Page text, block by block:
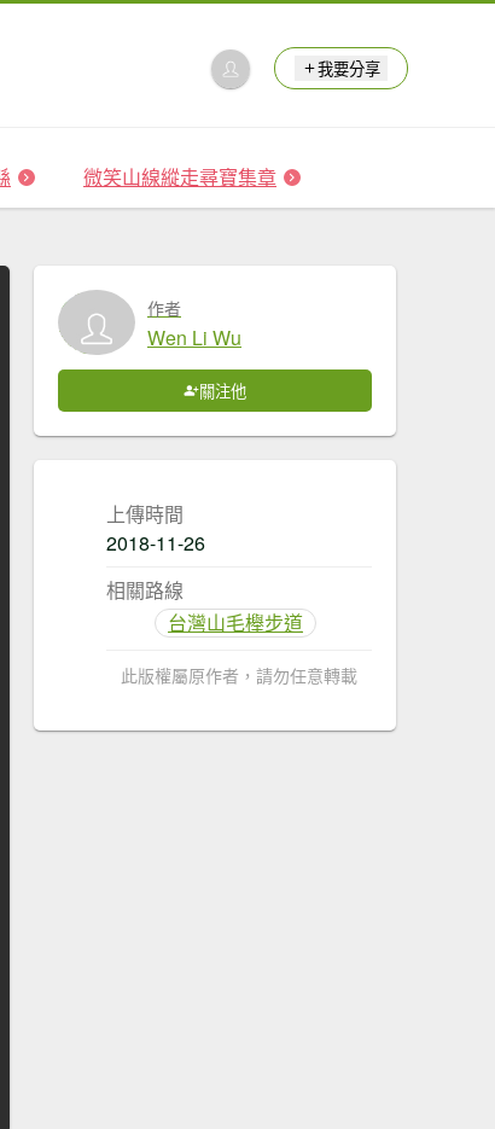
我要分享
微笑山線縱走尋寶集章
作者
Wen Li Wu
關注他
上傳時間
2018-11-26
相關路線
台灣山毛櫸步道
此版權屬原作者，請勿任意轉載